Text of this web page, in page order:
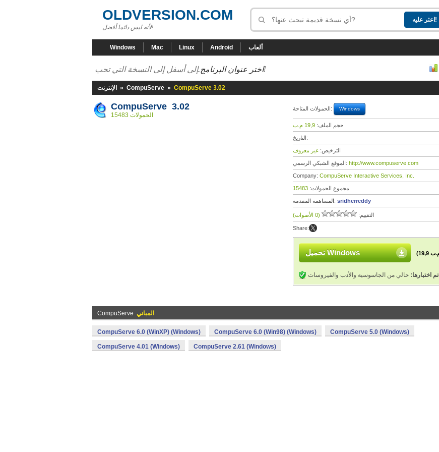
OLDVERSION.COM
لأنه ليس دائما أفضل!
Windows Mac Linux Android ألعاب
اختر عنوان البرنامج.إلى أسفل إلى النسخة التي تحب!
الإنترنت » CompuServe » CompuServe 3.02
CompuServe 3.02
15483 الحمولات
الحمولات المتاحة: Windows
حجم الملف: 19,9 م.ب
التاريخ:
الترخيص: غير معروف
الموقع الشبكي الرسمي: http://www.compuserve.com
Company: CompuServe Interactive Services, Inc.
مجموع الحمولات: 15483
المساهمة المقدمة: sridherreddy
التقييم: (0 الأصوات)
Share:
تحميل Windows
تم اختبارها: خالي من الجاسوسية والأدب والفيروسات
CompuServe المباني
CompuServe 6.0 (WinXP) (Windows) CompuServe 6.0 (Win98) (Windows) CompuServe 5.0 (Windows)
CompuServe 4.01 (Windows) CompuServe 2.61 (Windows)